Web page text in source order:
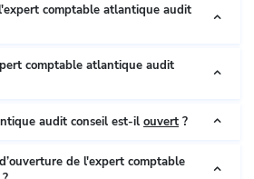
comptable atlantique audit
comptable atlantique audit
L'expert comptable atlantique audit conseil est-il ouvert ?
d’ouverture de l'expert comptable